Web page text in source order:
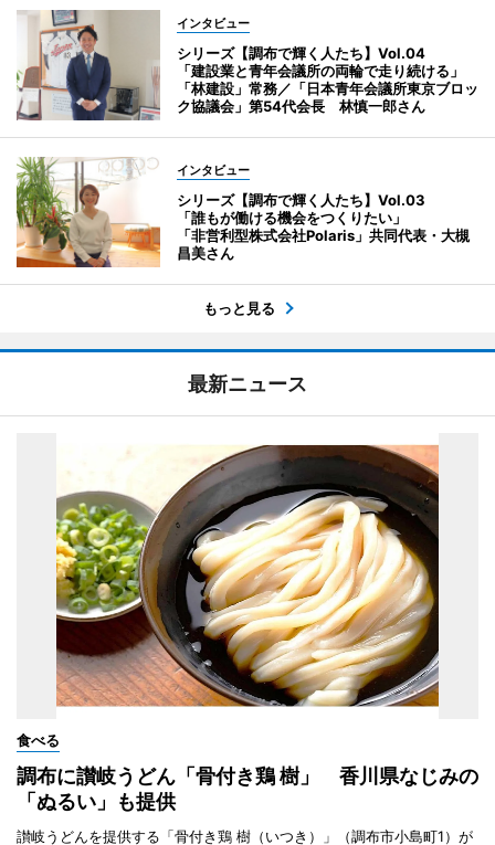
インタビュー
シリーズ【調布で輝く人たち】Vol.04
「建設業と青年会議所の両輪で走り続ける」
「林建設」常務／「日本青年会議所東京ブロッ
ク協議会」第54代会長 林慎一郎さん
インタビュー
シリーズ【調布で輝く人たち】Vol.03
「誰もが働ける機会をつくりたい」
「非営利型株式会社Polaris」共同代表・大槻
昌美さん
もっと見る
最新ニュース
食べる
調布に讃岐うどん「骨付き鶏 樹」 香川県なじみの
「ぬるい」も提供
讃岐うどんを提供する「骨付き鶏 樹（いつき）」（調布市小島町1）が